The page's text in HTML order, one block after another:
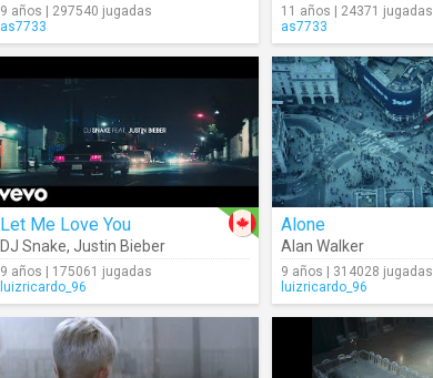
9 años | 297540 jugadas
as7733
11 años | 24371 jugadas
as7733
Let Me Love You
DJ Snake, Justin Bieber
9 años | 175061 jugadas
luizricardo_96
Alone
Alan Walker
9 años | 314028 jugadas
luizricardo_96